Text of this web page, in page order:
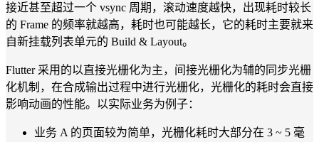
接近甚至超过一个 vsync 周期，滚动速度越快，出现耗时较长
的 Frame 的频率就越高，耗时也可能越长，它的耗时主要就来
自新挂载列表单元的 Build & Layout。
Flutter 采用的以直接光栅化为主，间接光栅化为辅的同步光栅
化机制，在合成输出过程中进行光栅化，光栅化的耗时会直接
影响动画的性能。以实际业务为例子：
业务 A 的页面较为简单，光栅化耗时大部分在 3 ~ 5 毫